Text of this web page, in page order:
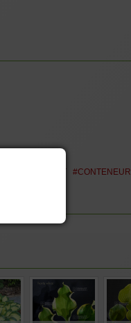
#LEGEREMENT #CONTENEUR